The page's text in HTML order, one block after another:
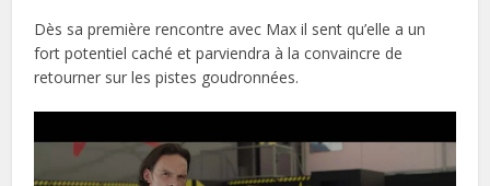
Dès sa première rencontre avec Max il sent qu’elle a un
fort potentiel caché et parviendra à la convaincre de
retourner sur les pistes goudronnées.